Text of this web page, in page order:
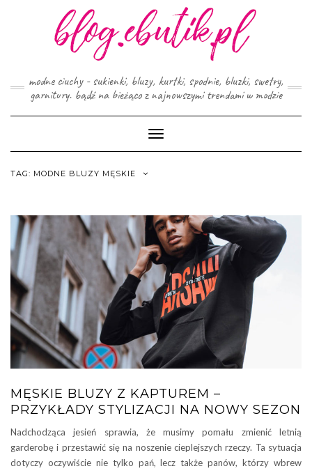
modne ciuchy - sukienki, bluzy, kurtki, spodnie, bluzki, swetry,
garnitury. bądź na bieżąco z najnowszymi trendami w modzie
Toggle
Navigation
TAG: MODNE BLUZY MĘSKIE
MĘSKIE BLUZY Z KAPTUREM –
PRZYKŁADY STYLIZACJI NA NOWY SEZON
Nadchodząca jesień sprawia, że musimy pomału zmienić letnią
garderobę i przestawić się na noszenie cieplejszych rzeczy. Ta sytuacja
dotyczy oczywiście nie tylko pań, lecz także panów, którzy wbrew